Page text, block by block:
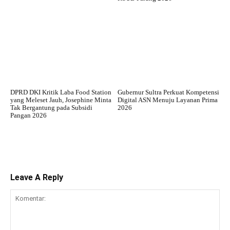
DPRD DKI Kritik Laba Food Station
yang Meleset Jauh, Josephine Minta
Tak Bergantung pada Subsidi
Pangan 2026
Gubernur Sultra Perkuat Kompetensi
Digital ASN Menuju Layanan Prima
2026
Leave A Reply